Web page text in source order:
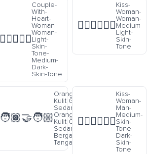
👩🏻‍❤️‍👩🏾
Couple-
With-
Heart-
Woman-
Woman-
Light-
Skin-
Tone-
Medium-
Dark-
Skin-Tone
👩🏼‍❤️‍💋‍👩🏼
Kiss-
Woman-
Woman-
Medium-
Light-
Skin-
Tone
🧑🏾‍🤝‍🧑🏼
Orang Warna
Kulit Gelap-
Sedang Dan
Orang Warna
Kulit Cerah-
Sedang
Bergandengan
Tangan
👩🏽‍❤️‍💋‍👨🏿
Kiss-
Woman-
Man-
Medium-
Skin-
Tone-
Dark-
Skin-
Tone